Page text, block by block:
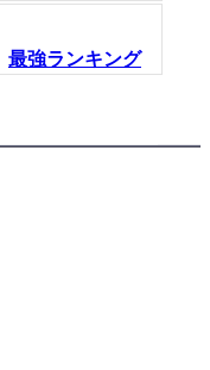
最強ランキング